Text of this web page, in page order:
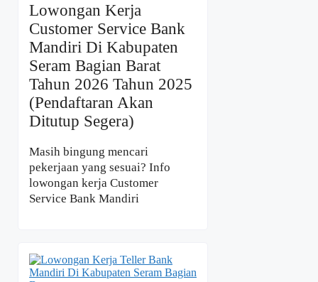
Lowongan Kerja
Customer Service Bank
Mandiri Di Kabupaten
Seram Bagian Barat
Tahun 2026 Tahun 2025
(Pendaftaran Akan
Ditutup Segera)
Masih bingung mencari
pekerjaan yang sesuai? Info
lowongan kerja Customer
Service Bank Mandiri